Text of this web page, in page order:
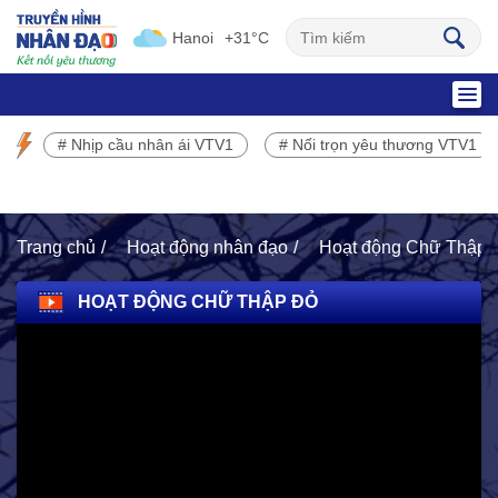
Hanoi +31°C
SỰ KIỆN NỔI BẬT
# Nhịp cầu nhân ái VTV1 # Nối trọn yêu thương VTV1
Trang chủ Hoạt động nhân đạo Hoạt động Chữ Thập
HOẠT ĐỘNG CHỮ THẬP ĐỎ